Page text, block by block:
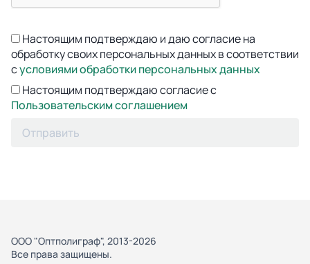
Настоящим подтверждаю и даю согласие на
обработку своих персональных данных в соответствии
сусловиями обработки персональных данных
Настоящим подтверждаю согласие с
Пользовательским соглашением
Отправить
ООО "Оптполиграф", 2013-2026
Все права защищены.